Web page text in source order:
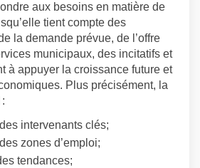
aux besoins en matière de
tient compte des
la demande prévue, de l’offre
municipaux, des incitatifs et
à appuyer la croissance future et
Plus précisément, la
intervenants clés;
zones d’emploi;
tendances;